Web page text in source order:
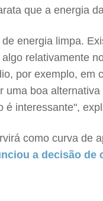
que a energia
energia limpa.
relativamente
por exemplo,
boa
interessante",
como curva de
a decisão de